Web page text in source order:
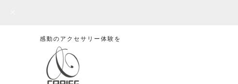
感動のアクセサリー体験を